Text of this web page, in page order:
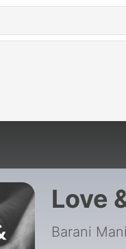
Love
Barani